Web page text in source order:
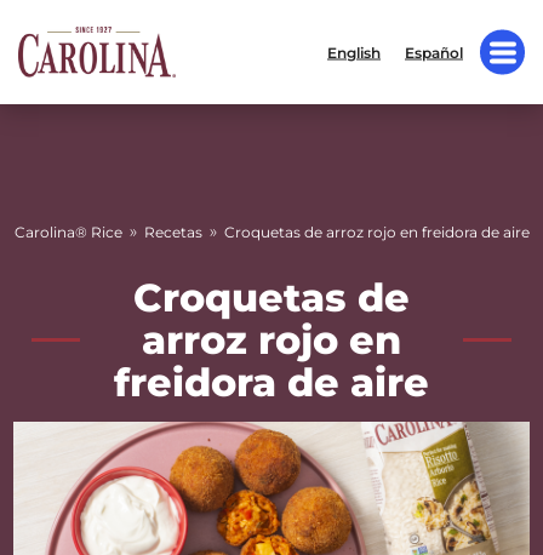
English Español
Carolina® Rice » Recetas » Croquetas de arroz rojo en freidora de aire
Croquetas de
arroz rojo en
freidora de aire